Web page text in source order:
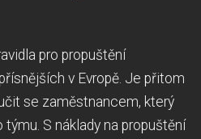
pro propuštění
v Evropě. Je přitom
se zaměstnancem, který
týmu. S náklady na propuštění